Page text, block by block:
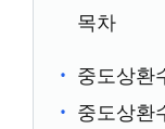
목차
중도상환
중도상환